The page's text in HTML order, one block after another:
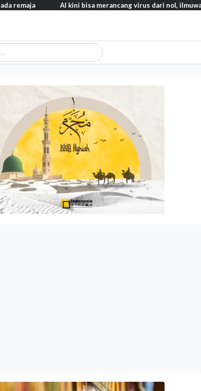
AI kini bisa merancang virus dari nol, ilmuwan